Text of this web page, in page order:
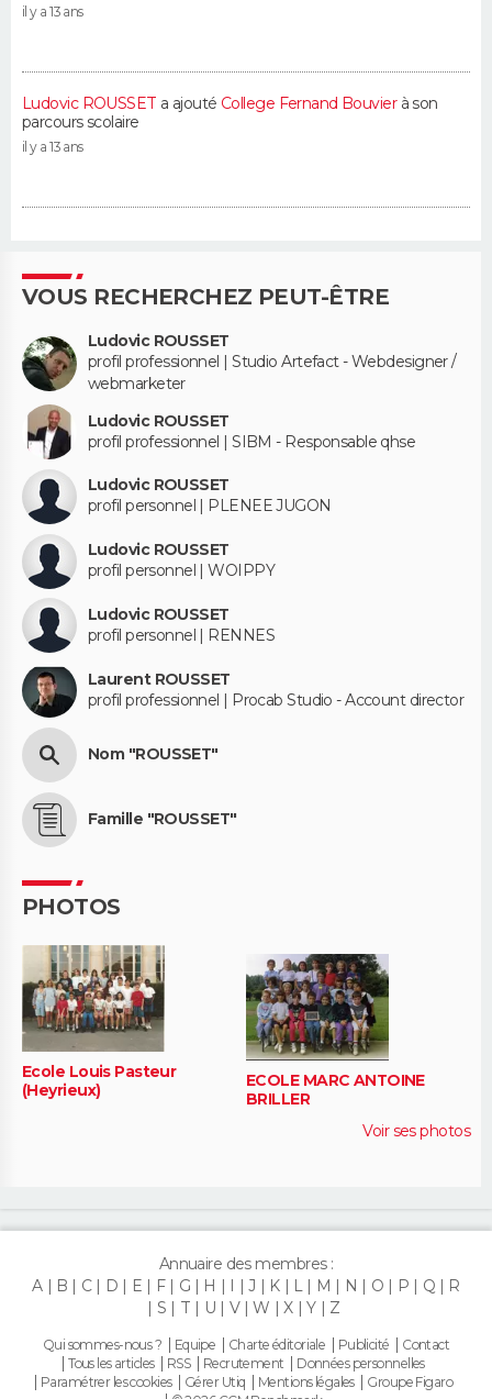
il y a 13 ans
Ludovic ROUSSET a ajouté College Fernand Bouvierà son
parcours scolaire
il y a 13 ans
VOUS RECHERCHEZ PEUT-ÊTRE
Ludovic ROUSSET
profil professionnel | Studio Artefact - Webdesigner /
webmarketer
Ludovic ROUSSET
profil professionnel | SIBM - Responsable qhse
Ludovic ROUSSET
profil personnel | PLENEE JUGON
Ludovic ROUSSET
profil personnel | WOIPPY
Ludovic ROUSSET
profil personnel | RENNES
Laurent ROUSSET
profil professionnel | Procab Studio - Account director
Nom "ROUSSET"
Famille "ROUSSET"
PHOTOS
Ecole Louis Pasteur
(Heyrieux)
ECOLE MARC ANTOINE
BRILLER
Voir ses photos
Annuaire des membres :
A
B C D E F G H I J K L M N O P Q
R
S
T U V W X Y Z
Qui sommes-nous ? Equipe Charte éditoriale Publicité
Contact
Tous les articles
RSS Recrutement
Données personnelles
Paramétrer les cookies
Gérer Utiq Mentions légales
Groupe Figaro